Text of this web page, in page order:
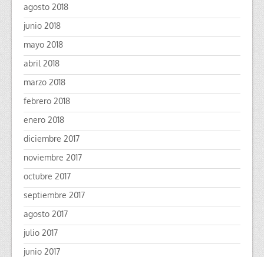
agosto 2018
junio 2018
mayo 2018
abril 2018
marzo 2018
febrero 2018
enero 2018
diciembre 2017
noviembre 2017
octubre 2017
septiembre 2017
agosto 2017
julio 2017
junio 2017